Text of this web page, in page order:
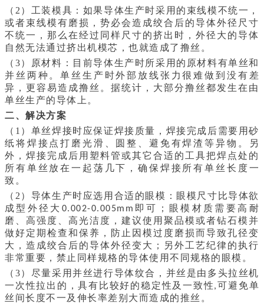
（2）工装模具：如果导体生产时采用的束线模不统一，
或者束线模有磨损，势必会造成绞合后的导体外径尺寸
不统一，那么在经过同样尺寸的挤出时，外径大的导体
自然无法通过挤出机模芯，也就造成了撸丝。
（3）原材料：目前导体生产时所采用的原材料有单丝和
并丝两种。单丝生产时外部放线张力很难做到没有差
异，更容易造成撸丝。据统计，大部分撸丝都发生在由
单丝生产的导体上。
二、解决方案
（1）单丝焊接时应保证焊接质量，焊接完成后需要用砂
纸将焊接点打磨光滑、圆整、避免有焊渣等异物。另
外，焊接完成后用塑料管或其它合适的工具把焊点处的
所有单丝放在一起荡几下，确保焊接所有单丝长度一
致。
（2）导体生产时应选用合适的眼模：眼模尺寸比导体欲
成型外径大 0.002-0.005mm 即可；眼模材质需要高耐
磨、高强度、高光洁度，建议使用聚品模或者钻石模并
做好定期检查和保养，防止因模过度磨损而导致孔径变
大，造成绞合后的导体外径变大；另外工艺纪律的执行
非常重要，禁止同样规格的导体使用不同规格的眼模。
（3）尽量采用并丝进行导体纹合，并丝是由多头拉丝机
一次性拉出的，具有比较好的稳定性及一致性,可避免单
丝间长度不一及伸长率差别大而造成的推丝。